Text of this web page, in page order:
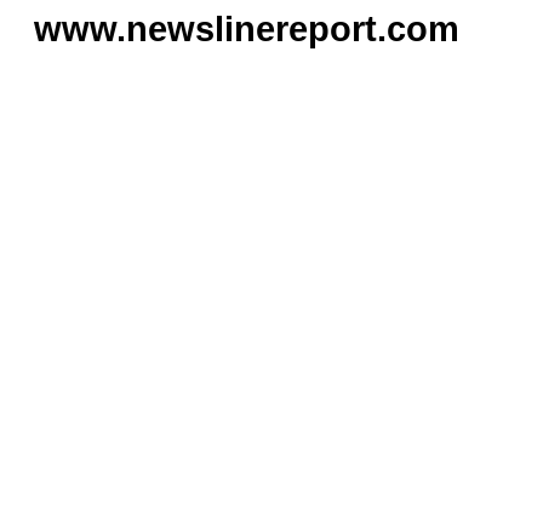
www.newslinereport.com